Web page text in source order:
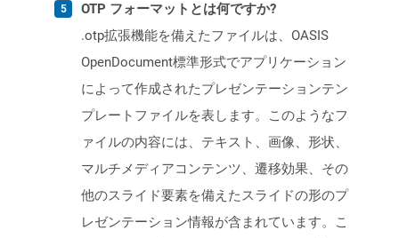
OTP フォーマットとは何ですか?
.otp拡張機能を備えたファイルは、OASIS
OpenDocument標準形式でアプリケーション
によって作成されたプレゼンテーションテン
プレートファイルを表します。このようなフ
ァイルの内容には、テキスト、画像、形状、
マルチメディアコンテンツ、遷移効果、その
他のスライド要素を備えたスライドの形のプ
レゼンテーション情報が含まれています。こ